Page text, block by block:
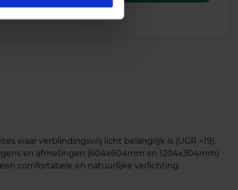
waar verblindingsvrij licht belangrijk is (UGR <19).
en afmetingen (604x604mm en 1204x304mm)
comfortabele en natuurlijke verlichting.